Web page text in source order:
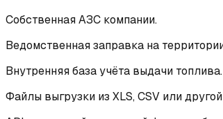
Собственная АЗС компании.
Ведомственная заправка на
Внутренняя база учёта выдачи топлива.
Файлы выгрузки из XLS, CSV или